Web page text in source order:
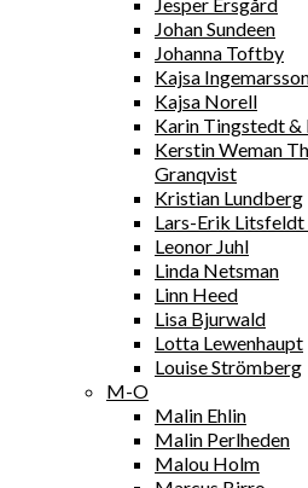
Johan Sundeen
Johanna Toftby
Kajsa
Kajsa Norell
Karin Tingstedt
Kerstin Weman
Granqvist
Kristian Lundberg
Lars-Erik
Leonor Juhl
Linda Netsman
Linn Heed
Lisa Bjurwald
Lotta Lewenhaupt
Louise Strömberg
M-O
Malin Ehlin
Malin Perlheden
Malou Holm